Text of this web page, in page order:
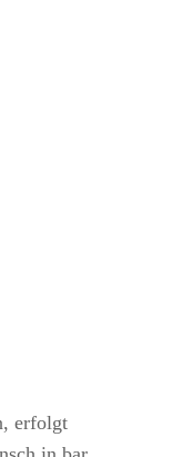
erfolgt